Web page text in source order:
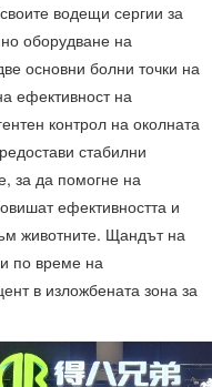
водещи сергии за
оборудване на
основни болни точки на
ефективност на
контрол на околната
стабилни
за да помогне на
ефективността и
животните. Щандът на
по време на
в изложбената зона за